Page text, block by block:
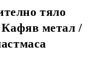
тяло
метал /